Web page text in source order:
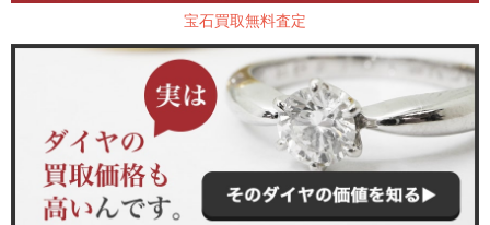
宝石買取無料査定